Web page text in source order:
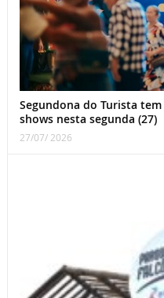
Segundona do Turista
shows nesta segunda (27)
27/07/ 2026